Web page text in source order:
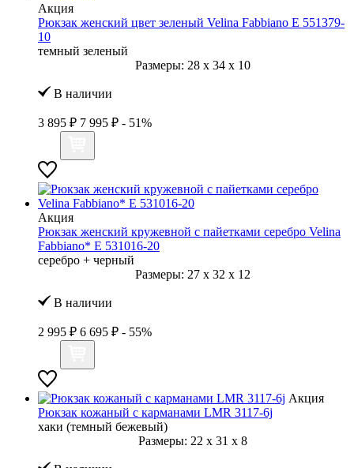
Акция
Рюкзак женский цвет зеленый Velina Fabbiano E 551379-
10
темный зеленый
Размеры: 28 x 34 x 10
В наличии
3 895 ₽ 7 995 ₽ - 51%
Акция
Рюкзак женский кружевной с пайетками серебро Velina
Fabbiano* E 531016-20
серебро + черный
Размеры: 27 x 32 x 12
В наличии
2 995 ₽ 6 695 ₽ - 55%
Акция
Рюкзак кожаный с карманами LMR 3117-6j
хаки (темный бежевый)
Размеры: 22 x 31 x 8